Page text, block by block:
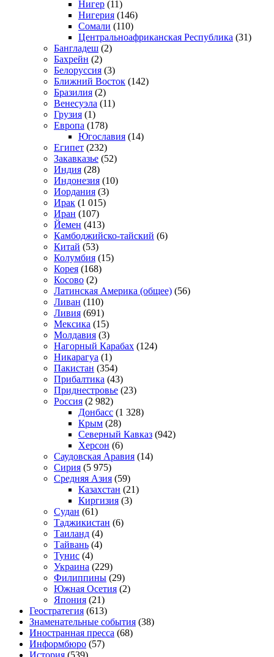
Нигер (11)
Нигерия (146)
Сомали (110)
Центральноафриканская Республика (31)
Бангладеш (2)
Бахрейн (2)
Белоруссия (3)
Ближний Восток (142)
Бразилия (2)
Венесуэла (11)
Грузия (1)
Европа (178)
Югославия (14)
Египет (232)
Закавказье (52)
Индия (28)
Индонезия (10)
Иордания (3)
Ирак (1 015)
Иран (107)
Йемен (413)
Камбоджийско-тайский (6)
Китай (53)
Колумбия (15)
Корея (168)
Косово (2)
Латинская Америка (общее) (56)
Ливан (110)
Ливия (691)
Мексика (15)
Молдавия (3)
Нагорный Карабах (124)
Никарагуа (1)
Пакистан (354)
Прибалтика (43)
Приднестровье (23)
Россия (2 982)
Донбасс (1 328)
Крым (28)
Северный Кавказ (942)
Херсон (6)
Саудовская Аравия (14)
Сирия (5 975)
Средняя Азия (59)
Казахстан (21)
Киргизия (3)
Судан (61)
Таджикистан (6)
Таиланд (4)
Тайвань (4)
Тунис (4)
Украина (229)
Филиппины (29)
Южная Осетия (2)
Япония (21)
Геостратегия (613)
Знаменательные события (38)
Иностранная пресса (68)
Информбюро (57)